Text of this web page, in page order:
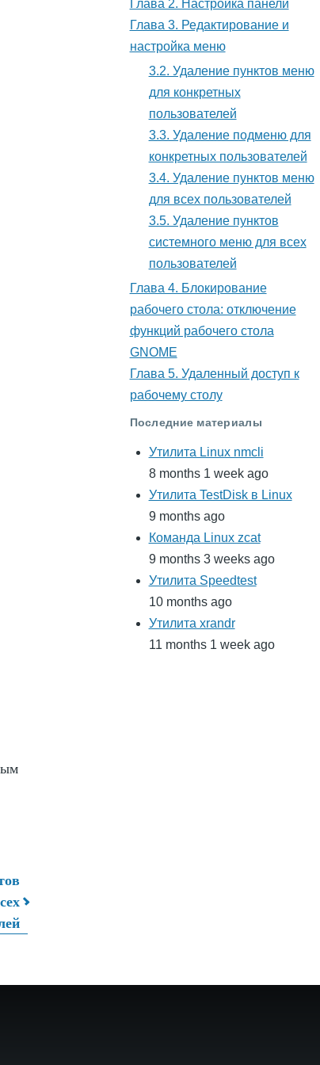
Глава 2. Настройка панели
Глава 3. Редактирование и
настройка меню
3.2. Удаление пунктов меню
для конкретных
пользователей
3.3. Удаление подменю для
конкретных пользователей
3.4. Удаление пунктов меню
для всех пользователей
3.5. Удаление пунктов
системного меню для всех
пользователей
Глава 4. Блокирование
рабочего стола: отключение
функций рабочего стола
GNOME
Глава 5. Удаленный доступ к
рабочему столу
Последние материалы
Утилита Linux nmcli
8 months 1 week ago
Утилита TestDisk в Linux
9 months ago
Команда Linux zcat
9 months 3 weeks ago
Утилита Speedtest
10 months ago
Утилита xrandr
11 months 1 week ago